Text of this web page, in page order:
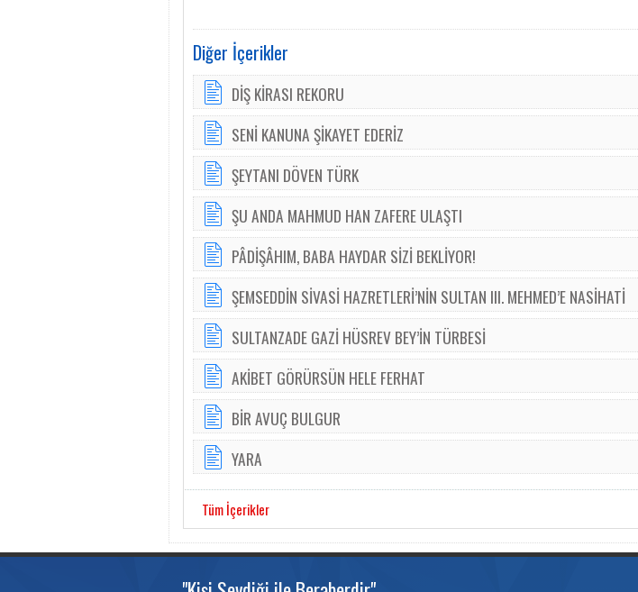
Diğer İçerikler
DİŞ KİRASI REKORU
SENİ KANUNA ŞİKAYET EDERİZ
ŞEYTANI DÖVEN TÜRK
ŞU ANDA MAHMUD HAN ZAFERE ULAŞTI
PÂDİŞÂHIM, BABA HAYDAR SİZİ BEKLİYOR!
ŞEMSEDDİN SİVASİ HAZRETLERİ’NİN SULTAN III. MEHMED’E NASİHATİ
SULTANZADE GAZİ HÜSREV BEY’İN TÜRBESİ
AKİBET GÖRÜRSÜN HELE FERHAT
BİR AVUÇ BULGUR
YARA
Tüm İçerikler